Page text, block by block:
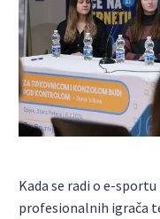
Kada se radi o e-
profesionalnih igrača